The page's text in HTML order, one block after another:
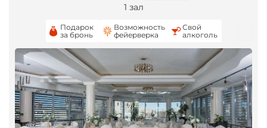
1 зал
Подарок
за бронь
Возможность
фейерверка
Свой
алкоголь